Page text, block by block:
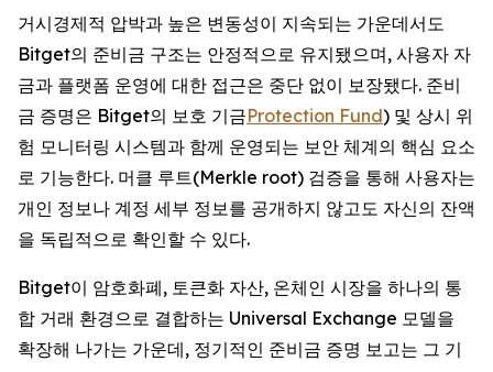
거시경제적 압박과 높은 변동성이 지속되는 가운데서도
Bitget의 준비금 구조는 안정적으로 유지됐으며, 사용자 자
금과 플랫폼 운영에 대한 접근은 중단 없이 보장됐다. 준비
금 증명은 Bitget의 보호 기금Protection Fund) 및 상시 위
험 모니터링 시스템과 함께 운영되는 보안 체계의 핵심 요소
로 기능한다. 머클 루트(Merkle root) 검증을 통해 사용자는
개인 정보나 계정 세부 정보를 공개하지 않고도 자신의 잔액
을 독립적으로 확인할 수 있다.
Bitget이 암호화폐, 토큰화 자산, 온체인 시장을 하나의 통
합 거래 환경으로 결합하는 Universal Exchange 모델을
확장해 나가는 가운데, 정기적인 준비금 증명 보고는 그 기